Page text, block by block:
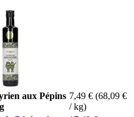
aux Pépins 7,49 € (68,09 €
/ kg)